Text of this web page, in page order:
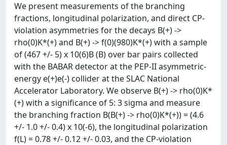
We present measurements of the branching
fractions, longitudinal polarization, and direct CP-
violation asymmetries for the decays B(+) ->
rho(0)K*(+) and B(+) -> f(0)(980)K*(+) with a sample
of (467 +/- 5) x 10(6)B (B) over bar pairs collected
with the BABAR detector at the PEP-II asymmetric-
energy e(+)e(-) collider at the SLAC National
Accelerator Laboratory. We observe B(+) -> rho(0)K*
(+) with a significance of 5: 3 sigma and measure
the branching fraction B(B(+) -> rho(0)K*(+)) = (4.6
+/- 1.0 +/- 0.4) x 10(-6), the longitudinal polarization
f(L) = 0.78 +/- 0.12 +/- 0.03, and the CP-violation